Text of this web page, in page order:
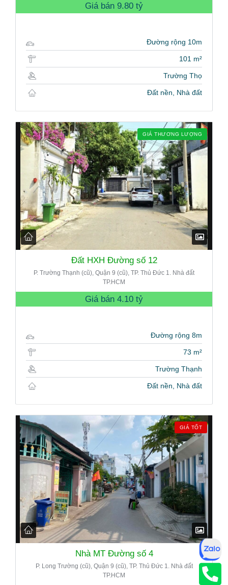
Giá bán 9.80 tỷ
Đường rộng 10m
101 m²
Trường Thọ
Đất nền, Nhà đất
GIÁ THƯƠNG LƯỢNG
Đất HXH Đường số 12
P. Trường Thạnh (cũ), Quận 9 (cũ), TP. Thủ Đức 1. Nhà đất
TP.HCM
Giá bán 4.10 tỷ
Đường rộng 8m
73 m²
Trường Thạnh
Đất nền, Nhà đất
GIÁ TỐT
Nhà MT Đường số 4
P. Long Trường (cũ), Quận 9 (cũ), TP. Thủ Đức 1. Nhà đất
TP.HCM